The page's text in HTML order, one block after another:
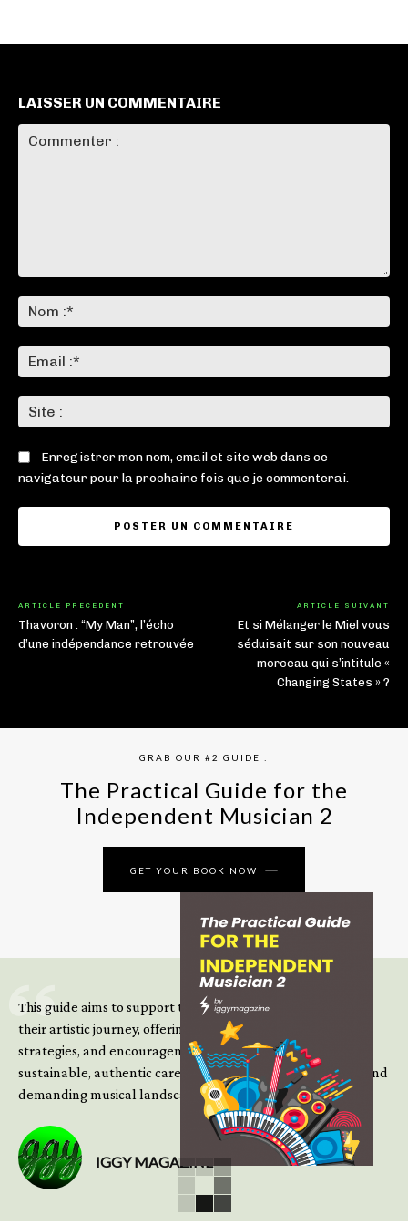
LAISSER UN COMMENTAIRE
:*
:*
:
Enregistrer mon nom, email et site web dans ce
navigateur pour la prochaine fois que je commenterai.
ARTICLE PRÉCÉDENT
Thavoron : “My Man”, l’écho
d’une indépendance retrouvée
ARTICLE SUIVANT
Et si Mélanger le Miel vous
séduisait sur son nouveau
morceau qui s’intitule «
Changing States » ?
GRAB OUR #2 GUIDE :
The Practical Guide for the
Independent Musician 2
GET YOUR BOOK NOW
This guide aims to support those climbing the next steps of
their artistic journey, offering practical insight, updated
strategies, and encouragement to continue building
sustainable, authentic careers in an increasingly complex and
demanding musical landscape.
IGGY MAGAZINE